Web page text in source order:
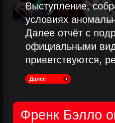
Выступление,
условиях
Далее отчёт с
официальными
приветствуются,
Далее
Френк Бэлло